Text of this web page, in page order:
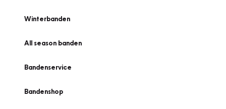
Winterbanden
All season banden
Bandenservice
Bandenshop